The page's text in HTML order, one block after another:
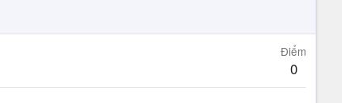
Điểm
0